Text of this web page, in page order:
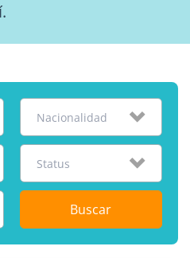
Nacionalidad
Status
Buscar